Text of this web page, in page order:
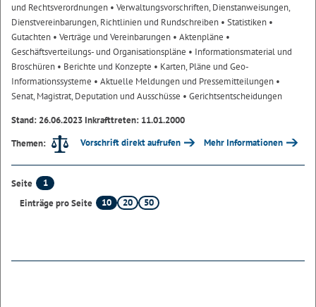
und Rechtsverordnungen • Verwaltungsvorschriften, Dienstanweisungen,
Dienstvereinbarungen, Richtlinien und Rundschreiben • Statistiken •
Gutachten • Verträge und Vereinbarungen • Aktenpläne •
Geschäftsverteilungs- und Organisationspläne • Informationsmaterial und
Broschüren • Berichte und Konzepte • Karten, Pläne und Geo-
Informationssysteme • Aktuelle Meldungen und Pressemitteilungen •
Senat, Magistrat, Deputation und Ausschüsse • Gerichtsentscheidungen
Stand: 26.06.2023 Inkrafttreten: 11.01.2000
Themen:
Vorschrift direkt aufrufen Mehr Informationen
Seite
1
Einträge pro Seite
10 20 50